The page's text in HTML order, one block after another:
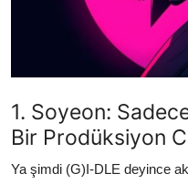
1. Soyeon:
Bir Prodüksiyon
Ya şimdi (G)I-DLE deyince